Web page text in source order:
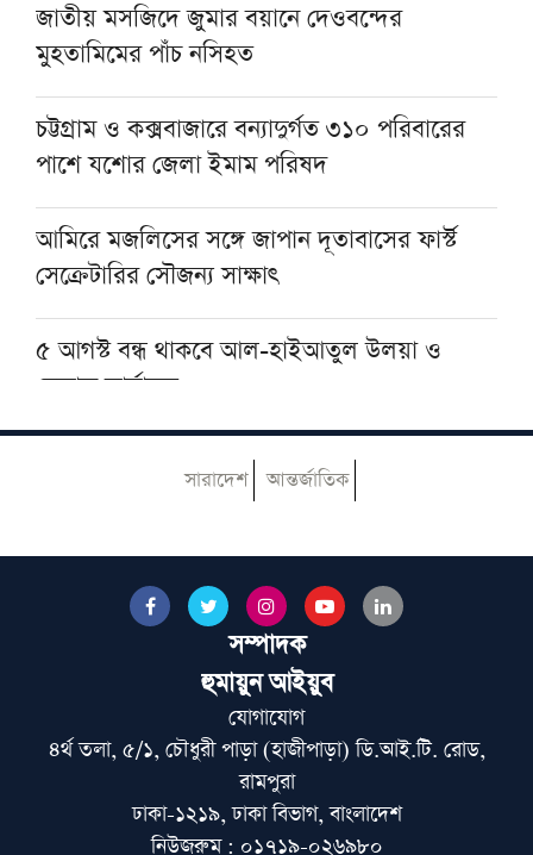
কিছুদিনের মধ্যেই তিস্তা পাইলট প্রকল্পের কাজ শুরু
হবে: পানিসম্পদ প্রতিমন্ত্রী
হরমুজ প্রণালিতে আবুধাবির জাহাজে ক্ষেপণাস্ত্র
হামলা
জাতীয় মসজিদে জুমার বয়ানে দেওবন্দের
মুহতামিমের পাঁচ নসিহত
চট্টগ্রাম ও কক্সবাজারে বন্যাদুর্গত ৩১০ পরিবারের
পাশে যশোর জেলা ইমাম পরিষদ
আমিরে মজলিসের সঙ্গে জাপান দূতাবাসের ফার্স্ট
সেক্রেটারির সৌজন্য সাক্ষাৎ
৫ আগস্ট বন্ধ থাকবে আল-হাইআতুল উলয়া ও
বেফাক কার্যালয়
হেজবুত তাওহীদ কেন ভ্রান্ত, কী তাদের আকিদা
পায়ে হেঁটে হজের উদ্দেশে রওয়ানা করলেন নাটোরের
মুআসসাসা ইলমিয়্যাহ বাংলাদেশের উদ্যোগে বিশেষ
ইলমি সেমিনার অনুষ্ঠিত
সারাদেশ আন্তর্জাতিক
সম্পাদক
হুমায়ুন আইয়ুব
যোগাযোগ
৪র্থ তলা, ৫/১, চৌধুরী পাড়া (হাজীপাড়া) ডি.আই.টি. রোড,
রামপুরা
ঢাকা-১২১৯, ঢাকা বিভাগ, বাংলাদেশ
নিউজরুম : ০১৭১৯-০২৬৯৮০